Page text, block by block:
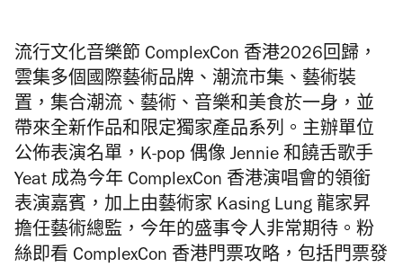
流行文化音樂節 ComplexCon 香港2026回歸，
雲集多個國際藝術品牌、潮流市集、藝術裝
置，集合潮流、藝術、音樂和美食於一身，並
帶來全新作品和限定獨家產品系列。主辦單位
公佈表演名單，K-pop 偶像 Jennie 和饒舌歌手
Yeat 成為今年 ComplexCon 香港演唱會的領銜
表演嘉賓，加上由藝術家 Kasing Lung 龍家昇
擔任藝術總監，今年的盛事令人非常期待。粉
絲即看 ComplexCon 香港門票攻略，包括門票發